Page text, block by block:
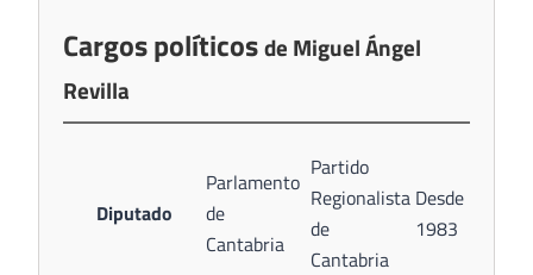
Cargos políticosde Miguel Ángel
Revilla
Diputado
Parlamento
de
Cantabria
Partido
Regionalista
de
Cantabria
Desde
1983